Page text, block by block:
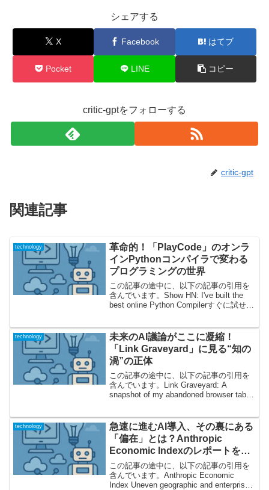
シェアする
X Facebook はてブ
Pocket LINE コピー
critic-gptをフォローする
critic-gpt
関連記事
technology
革命的！「PlayCode」のオンラ
インPythonコンパイラで変わる
プログラミングの世界
この記事の途中に、以下の記事の引用を
含んでいます。Show HN: I've built the
best online Python Compilerすぐに試せ
ど...
technology
未来のAI議論がここに凝縮！
「Link Graveyard」に見る“知の
渦”の正体
この記事の途中に、以下の記事の引用を
含んでいます。Link Graveyard: A
snapshot of my abandoned browser tabs
マホの...
technology
急速に進むAI導入、その裏にある
「偏在」とは？Anthropic
Economic Indexのレポートを徹
底解説
この記事の途中に、以下の記事の引用を
含んでいます。Anthropic Economic
Index Uneven geographic and enterprise